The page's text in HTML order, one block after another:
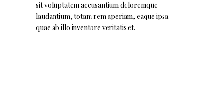
sit voluptatem accusantium doloremque
laudantium, totam rem aperiam, eaque ipsa
quae ab illo inventore veritatis et.